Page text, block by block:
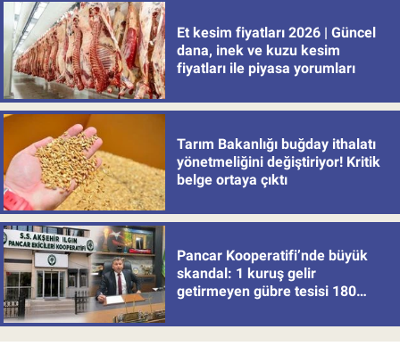
Et kesim fiyatları 2026 | Güncel
dana, inek ve kuzu kesim
fiyatları ile piyasa yorumları
Tarım Bakanlığı buğday ithalatı
yönetmeliğini değiştiriyor! Kritik
belge ortaya çıktı
Pancar Kooperatifi’nde büyük
skandal: 1 kuruş gelir
getirmeyen gübre tesisi 180